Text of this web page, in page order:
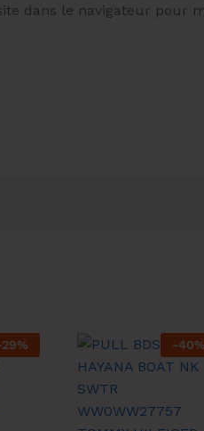
dans le navigateur pour
29% -40%